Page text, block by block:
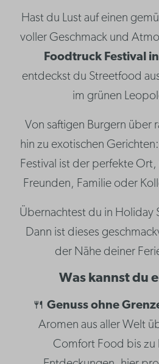
Hast du Lust auf einen
voller Geschmack und
Foodtruck Festival
entdeckst du Streetfood
im grünen
Von saftigen Burgern über
hin zu exotischen
Festival ist der perfekte
Freunden, Familie oder
Übernachtest du in Holiday
Dann ist dieses
der Nähe deiner
Was kannst du
🍴 Genuss ohne
Aromen aus aller Welt
Comfort Food bis zu